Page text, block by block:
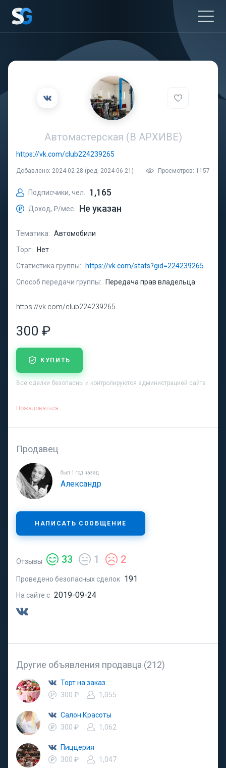
Автомастерская (В АРХИВЕ)
https://vk.com/club224239265
Добавлено: 2024-02-28 (ред. 2024-06-21) Просмотров: 1157
Подписчики, чел. 1,165
Доход, ₽/мес. Не указан
Тематика: Автомобили
Торг:
Нет
Статистика группы:
https://vk.com/stats?gid=224239265
Способ передачи группы:
Передача прав владельца
https://vk.com/club224239265
300 ₽
КУПИТЬ
Все сделки безопасны и контролируются администрацией сайта
Пожаловаться
Продавец
был 1 год назад
Александр
НАПИСАТЬ СООБЩЕНИЕ
Отзывы 33 1 2
Проведено безопасных сделок 191
На сайте с 2019-09-24
Другие объявления продавца (212)
Торт на заказ
300 ₽
1,055
Салон Красоты
300 ₽
1,062
Пиццерия
300 ₽
1,047